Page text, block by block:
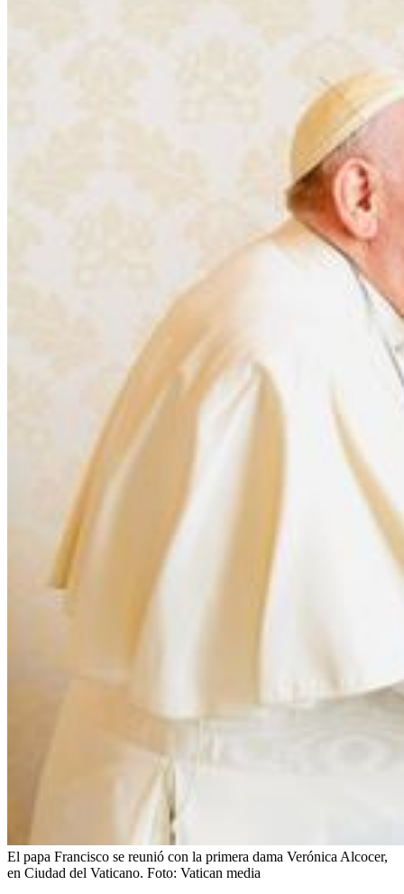
El papa Francisco se reunió con la primera dama Verónica Alcocer,
en Ciudad del Vaticano. Foto: Vatican media